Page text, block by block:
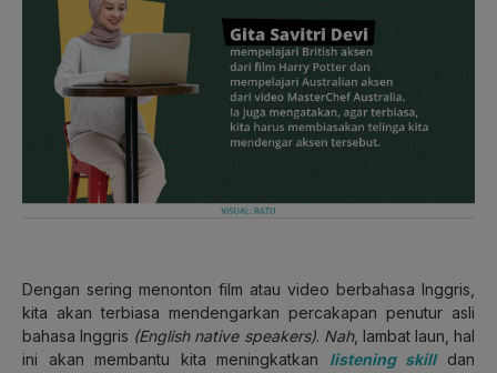
Dengan sering menonton film atau video berbahasa Inggris,
kita akan terbiasa mendengarkan percakapan penutur asli
bahasa Inggris (English native speakers). Nah, lambat laun, hal
ini akan membantu kita meningkatkan listening skilldan